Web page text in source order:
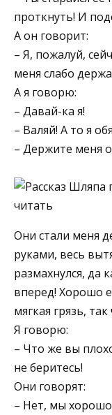
проткнуть! И
А он говорит:
– Я, пожалуй,
меня слабо
А я говорю:
– Давай-ка я!
– Валяй! А то я
– Держите меня
Они стали меня
руками, весь
размахнулся, да
вперед! Хорошо
мягкая грязь,
Я говорю:
– Что же вы
не беритесь!
Они говорят:
– Нет, мы